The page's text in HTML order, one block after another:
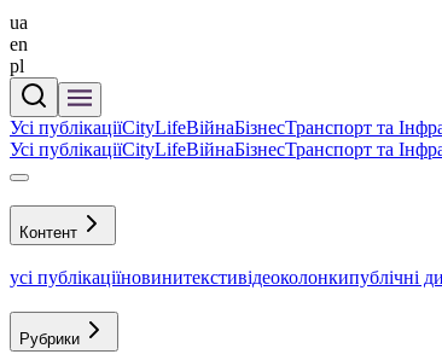
ua
en
pl
Усі публікаціїCityLifeВійнаБізнесТранспорт та
Усі публікаціїCityLifeВійнаБізнесТранспорт та
Контент
усі публікаціїновинитекстивідеоколонкипублічні
Рубрики